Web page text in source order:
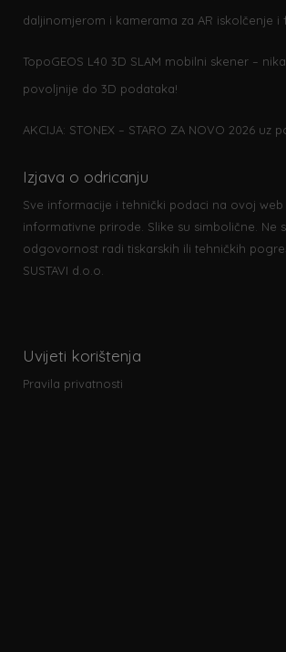
daljinomjerom i kamerama za AR iskolčenje
TopoGEOS L40 3D SLAM mobilni skener –
povoljnije do 3D podataka!
AKCIJA: STONEX – STARO ZA NOVO 2026 uz
Izjava o odricanju
Sve informacije i tehnički podaci na ovoj web
informativne prirode. Slike su simbolične. Ne
odgovornost radi tiskarskih ili tehničkih
SUSTAVI d.o.o.
Uvijeti korištenja
Pravila privatnosti